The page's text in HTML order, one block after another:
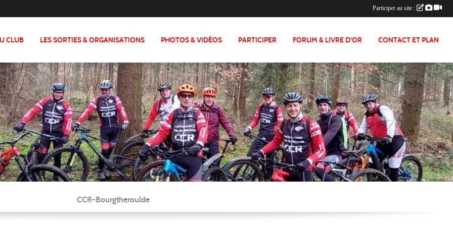
CLUB LES SORTIES & ORGANISATIONS PHOTOS & VIDÉOS PARTICIPER FORUM & LIVRE D'OR CONTACT ET PLAN
CCR-Bourgtheroulde
Participer au site :